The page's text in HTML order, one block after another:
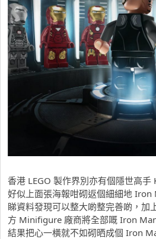
香港 LEGO 製作界別亦有個隱世高
好似上面張海報咁砌返個細細地 Iron
睇資料發現可以整大啲整完善啲，加
方 Minifigure 廠商將全部嘅 Iron
結果把心一橫就不如砌晒成個 Iron